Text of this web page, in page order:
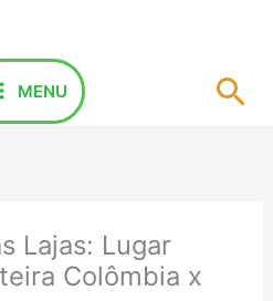
MENU
Lajas: Lugar
Colômbia x